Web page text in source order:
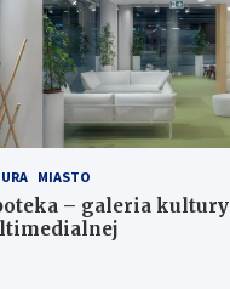
MIASTO
– galeria kultury